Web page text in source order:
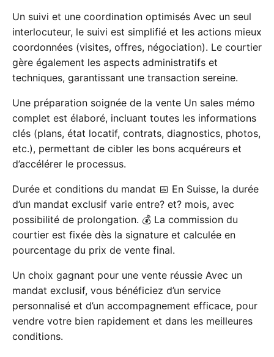
Un suivi et une coordination optimisés Avec un seul
interlocuteur, le suivi est simplifié et les actions mieux
coordonnées (visites, offres, négociation). Le courtier
gère également les aspects administratifs et
techniques, garantissant une transaction sereine.
Une préparation soignée de la vente Un sales mémo
complet est élaboré, incluant toutes les informations
clés (plans, état locatif, contrats, diagnostics, photos,
etc.), permettant de cibler les bons acquéreurs et
d’accélérer le processus.
Durée et conditions du mandat 📅 En Suisse, la durée
d’un mandat exclusif varie entre? et? mois, avec
possibilité de prolongation. 💰 La commission du
courtier est fixée dès la signature et calculée en
pourcentage du prix de vente final.
Un choix gagnant pour une vente réussie Avec un
mandat exclusif, vous bénéficiez d’un service
personnalisé et d’un accompagnement efficace, pour
vendre votre bien rapidement et dans les meilleures
conditions.